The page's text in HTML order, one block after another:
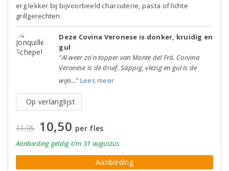
erg lekker bij bijvoorbeeld charcuterie, pasta of lichte
grillgerechten.
Deze Covina Veronese is donker, kruidig en
gul
"Al weer zo'n topper van Monte del Frá. Corvina
Veronese is de druif. Sappig, vlezig en gul is de
wijn..." Lees meer
Op verlanglijst
11,95 10,50 per fles
Aanbieding geldig t/m 31 augustus
Aanbieding